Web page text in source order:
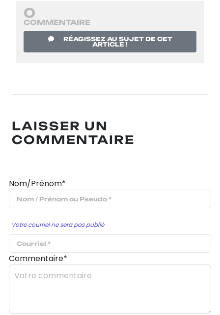
0
COMMENTAIRE
RÉAGISSEZ AU SUJET DE CET
ARTICLE !
LAISSER UN
COMMENTAIRE
Nom/Prénom*
Votre courriel ne sera pas publié
Commentaire*